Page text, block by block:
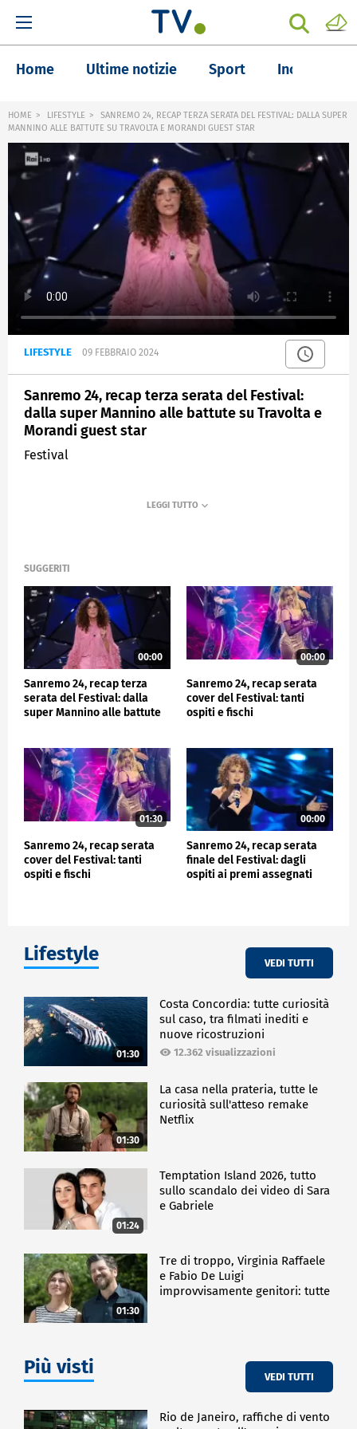
Home Ultime notizie Sport Inchieste
HOME LIFESTYLE
SANREMO 24, RECAP TERZA SERATA DEL FESTIVAL: DALLA SUPER
MANNINO ALLE BATTUTE SU TRAVOLTA E MORANDI GUEST STAR
LIFESTYLE 09 FEBBRAIO 2024
Sanremo 24, recap terza serata del Festival:
dalla super Mannino alle battute su Travolta e
Morandi guest star
Festival
SUGGERITI
00:00
Sanremo 24, recap terza
serata del Festival: dalla
super Mannino alle battute
00:00
Sanremo 24, recap serata
cover del Festival: tanti
ospiti e fischi
01:30
Sanremo 24, recap serata
cover del Festival: tanti
ospiti e fischi
00:00
Sanremo 24, recap serata
finale del Festival: dagli
ospiti ai premi assegnati
Lifestyle VEDI TUTTI
01:30
Costa Concordia: tutte curiosità
sul caso, tra filmati inediti e
nuove ricostruzioni
12.362 visualizzazioni
01:30
La casa nella prateria, tutte le
curiosità sull'atteso remake
Netflix
01:24
Temptation Island 2026, tutto
sullo scandalo dei video di Sara
e Gabriele
01:30
Tre di troppo, Virginia Raffaele
e Fabio De Luigi
improvvisamente genitori: tutte
Più visti VEDI TUTTI
Rio de Janeiro, raffiche di vento